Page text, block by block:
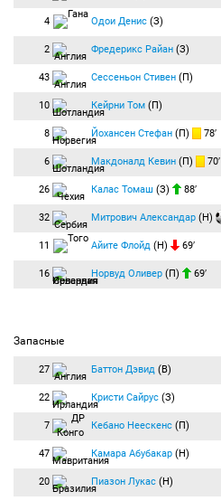
4 Одои Денис (З)
2 Фредерикс Райан (З)
43 Сессеньон Стивен (П)
10 Кейрни Том (П)
8 Йохансен Стефан (П) 78′
6 Макдоналд Кевин (П) 70′
26 Калас Томаш (З) 88′
32 Митрович Александар (Н)
11 Айите Флойд (Н) 69′
16 Норвуд Оливер (П) 69′
Запасные
27 Баттон Дэвид (В)
22 Кристи Сайрус (З)
7 Кебано Неескенс (П)
47 Камара Абубакар (Н)
20 Пиазон Лукас (Н)